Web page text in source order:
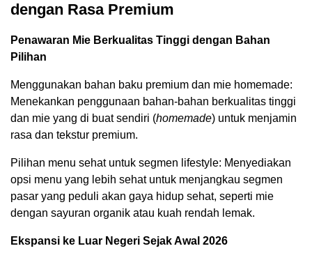
dengan Rasa Premium
Penawaran Mie Berkualitas Tinggi dengan Bahan
Pilihan
Menggunakan bahan baku premium dan mie homemade:
Menekankan penggunaan bahan-bahan berkualitas tinggi
dan mie yang di buat sendiri (homemade) untuk menjamin
rasa dan tekstur premium.
Pilihan menu sehat untuk segmen lifestyle: Menyediakan
opsi menu yang lebih sehat untuk menjangkau segmen
pasar yang peduli akan gaya hidup sehat, seperti mie
dengan sayuran organik atau kuah rendah lemak.
Ekspansi ke Luar Negeri Sejak Awal 2026